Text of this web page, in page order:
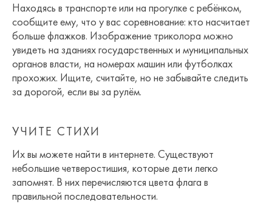
Находясь в транспорте или на прогулке с ребёнком,
сообщите ему, что у вас соревнование: кто насчитает
больше флажков. Изображение триколора можно
увидеть на зданиях государственных и муниципальных
органов власти, на номерах машин или футболках
прохожих. Ищите, считайте, но не забывайте следить
за дорогой, если вы за рулём.
УЧИТЕ СТИХИ
Их вы можете найти в интернете. Существуют
небольшие четверостишия, которые дети легко
запомнят. В них перечисляются цвета флага в
правильной последовательности.